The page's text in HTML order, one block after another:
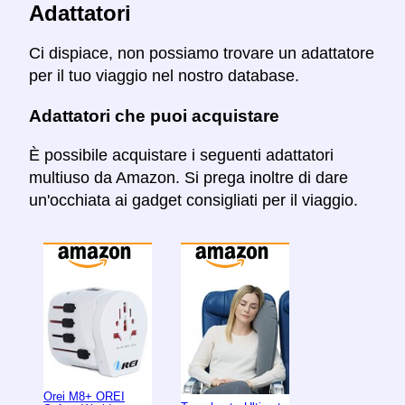
Adattatori
Ci dispiace, non possiamo trovare un adattatore
per il tuo viaggio nel nostro database.
Adattatori che puoi acquistare
È possibile acquistare i seguenti adattatori
multiuso da Amazon. Si prega inoltre di dare
un'occhiata ai gadget consigliati per il viaggio.
Orei M8+ OREI